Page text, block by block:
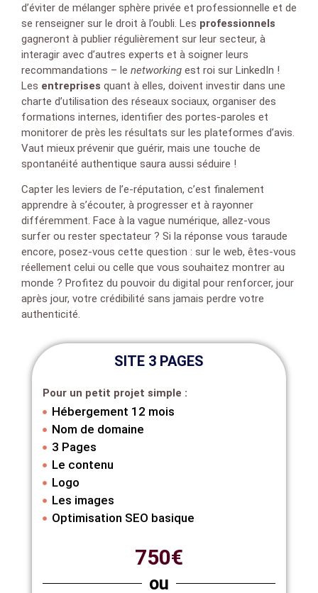
d’éviter de mélanger sphère privée et professionnelle et de
se renseigner sur le droit à l’oubli. Les professionnels
gagneront à publier régulièrement sur leur secteur, à
interagir avec d’autres experts et à soigner leurs
recommandations – le networking est roi sur LinkedIn !
Les entreprises quant à elles, doivent investir dans une
charte d’utilisation des réseaux sociaux, organiser des
formations internes, identifier des portes-paroles et
monitorer de près les résultats sur les plateformes d’avis.
Vaut mieux prévenir que guérir, mais une touche de
spontanéité authentique saura aussi séduire !
Capter les leviers de l’e-réputation, c’est finalement
apprendre à s’écouter, à progresser et à rayonner
différemment. Face à la vague numérique, allez-vous
surfer ou rester spectateur ? Si la réponse vous taraude
encore, posez-vous cette question : sur le web, êtes-vous
réellement celui ou celle que vous souhaitez montrer au
monde ? Profitez du pouvoir du digital pour renforcer, jour
après jour, votre crédibilité sans jamais perdre votre
authenticité.
SITE 3 PAGES
Pour un petit projet simple :
Hébergement 12 mois
Nom de domaine
3 Pages
Le contenu
Logo
Les images
Optimisation SEO basique
750€
ou